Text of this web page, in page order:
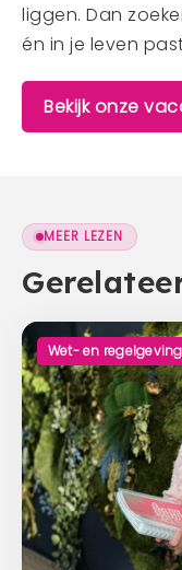
liggen. Dan
én in je leven
Bekijk onze
MEER LEZEN
Wet- en regelgeving